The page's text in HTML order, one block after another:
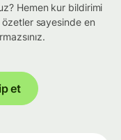
Hemen kur bildirimi
sayesinde en
et